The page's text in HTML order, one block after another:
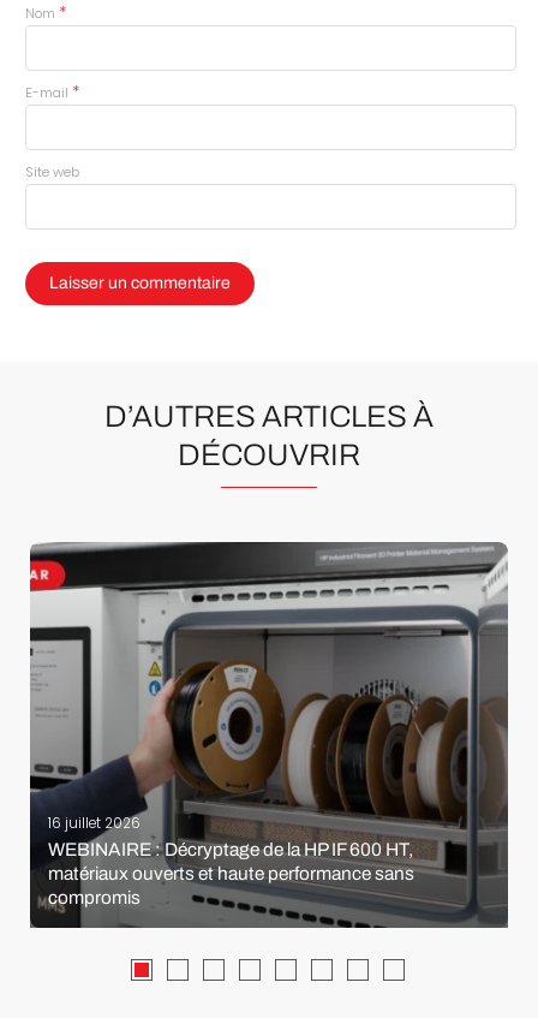
Nom *
E-mail *
Site web
D’AUTRES ARTICLES À
DÉCOUVRIR
16 juillet 2026
WEBINAIRE : Décryptage de la HP IF 600 HT,
matériaux ouverts et haute performance sans
compromis